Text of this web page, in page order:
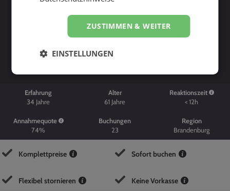
Erfahrung
34 Jahre
Alter
61 Jahre
Reaktionszeit
< 12h
Annahmequote
74%
Buchungen
23
Region
Brandenburg
Komplettpreise Sofort buchen
Flexibel stornieren Keine Vorkasse
ZUSTIMMEN & WEITER
EINSTELLUNGEN